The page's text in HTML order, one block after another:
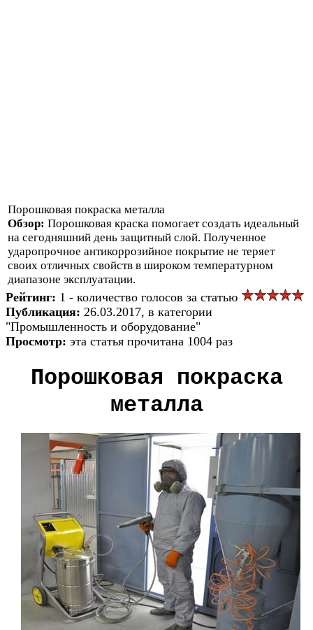
Порошковая покраска металла
Обзор: Порошковая краска помогает создать идеальный
на сегодняшний день защитный слой. Полученное
ударопрочное антикоррозийное покрытие не теряет
своих отличных свойств в широком температурном
диапазоне эксплуатации.
Рейтинг: 1 - количество голосов за статью
Публикация: 26.03.2017, в категории
"Промышленность и оборудование"
Просмотр: эта статья прочитана 1004 раз
Порошковая покраска
металла